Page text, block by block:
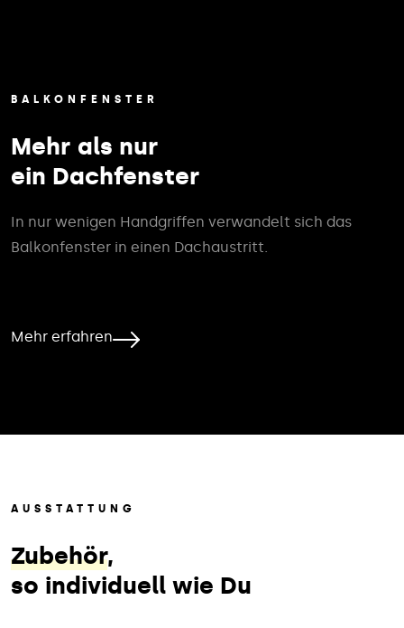
BALKONFENSTER
Mehr als nur
ein Dachfenster
In nur wenigen Handgriffen verwandelt sich das
Balkonfenster in einen Dachaustritt.
Mehr erfahren
AUSSTATTUNG
Zubehör,
so individuell wie Du